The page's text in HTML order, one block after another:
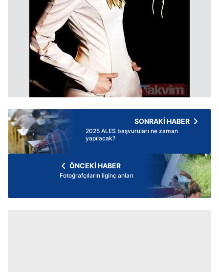
SONRAKİ HABER
2025 ALES başvuruları ne zaman
yapılacak?
ÖNCEKİ HABER
Fotoğrafçıların ilginç anları